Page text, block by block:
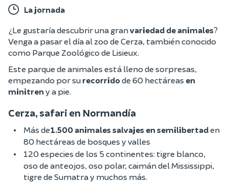
La jornada
¿Le gustaría descubrir una granvariedad de animales?
Venga a pasar el día al zoo de Cerza, también conocido
como Parque Zoológico de Lisieux.
Este parque de animales está lleno de sorpresas,
empezando por surecorridode 60 hectáreas en
minitren y a pie.
Cerza, safari en Normandía
Más de1.500 animales salvajes en semilibertaden
80 hectáreas de bosques y valles
120 especies de los 5 continentes: tigre blanco,
oso de anteojos, oso polar, caimán del Mississippi,
tigre de Sumatra y muchos más.